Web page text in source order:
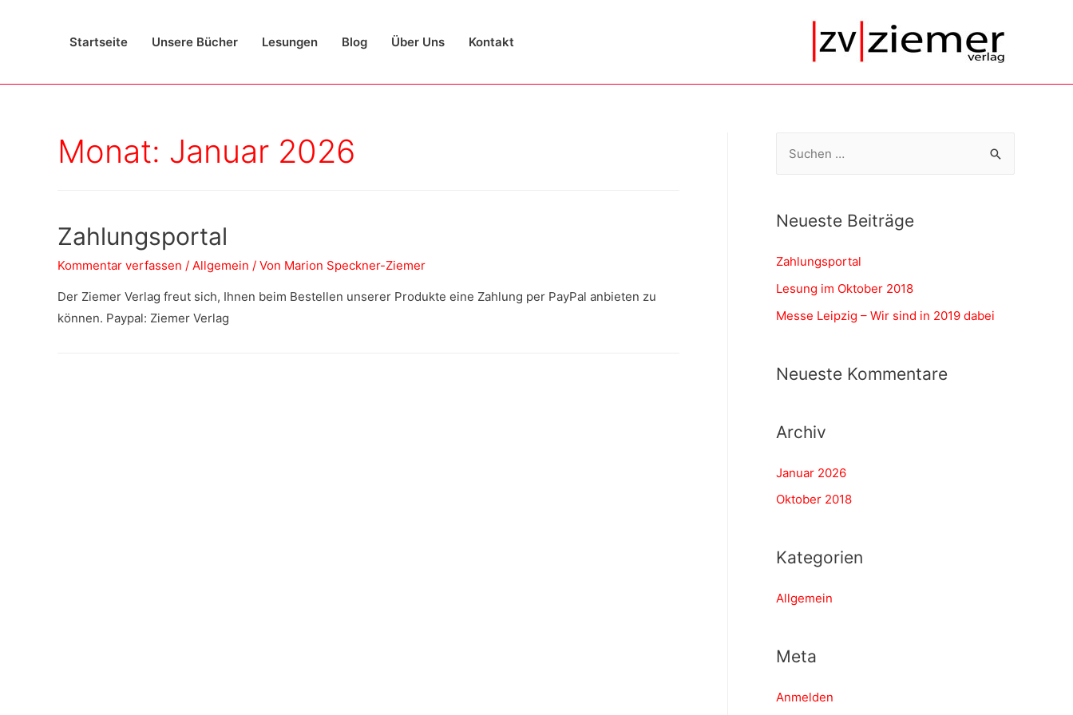
Startseite Unsere Bücher Lesungen Blog Über Uns Kontakt
Monat: Januar 2026
Zahlungsportal
Kommentar verfassen / Allgemein / Von Marion Speckner-Ziemer
Der Ziemer Verlag freut sich, Ihnen beim Bestellen unserer Produkte eine Zahlung per PayPal anbieten zu
können. Paypal: Ziemer Verlag
h
n
n
a
:
Neueste Beiträge
Zahlungsportal
Lesung im Oktober 2018
Messe Leipzig – Wir sind in 2019 dabei
Neueste Kommentare
Archiv
Januar 2026
Oktober 2018
Kategorien
Allgemein
Meta
Anmelden